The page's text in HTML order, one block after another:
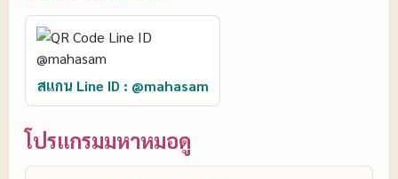
สแกน Line ID : @mahasam
โปรแกรมมหาหมอดู